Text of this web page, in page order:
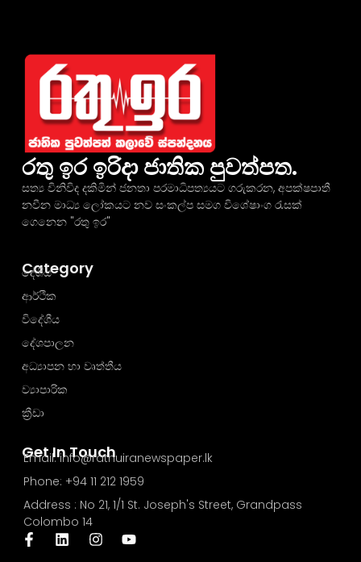
රතු ඉර ඉරිදා ජාතික පුවත්පත.
සත්‍ය විනිවිද දකිමින් ජනතා පරමාධිපත්‍යයට ගරුකරන, අපක්ෂපාතී
නවීන මාධ්‍ය ලෝකයට නව සංකල්ප සමග විශේෂාංග රැසක්
ගෙනෙන "රතු ඉර"
Get In Touch
Email: info@rathuiranewspaper.lk
Phone: +94 11 212 1959
Address : No 21, 1/1 St. Joseph's Street, Grandpass
Colombo 14
Category
දේශීය
ආර්ථික
විදේශීය
දේශපාලන
අධ්‍යාපන හා වෘත්තීය
ව්‍යාපාරික
ක්‍රීඩා